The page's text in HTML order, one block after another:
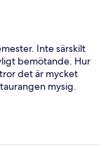
Inte särskilt
bemötande. Hur
det är mycket
mysig.